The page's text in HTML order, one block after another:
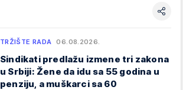
TRŽIŠTE RADA 06.08.2026.
Sindikati predlažu izmene tri zakona
u Srbiji: Žene da idu sa 55 godina u
penziju, a muškarci sa 60